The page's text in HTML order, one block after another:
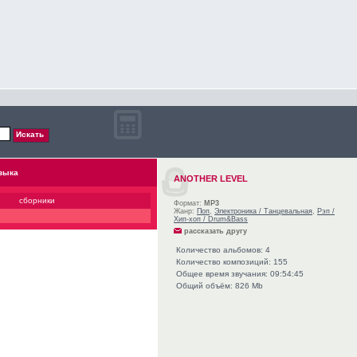
сборники
ANOTHER LEVEL
Формат: MP3
Жанр: Поп, Электроника / Танцевальная, Рэп /
Хип-хоп / Drum&Bass
рассказать другу
Количество альбомов: 4
Количество композиций: 155
Общее время звучания: 09:54:45
Общий объём: 826 Mb